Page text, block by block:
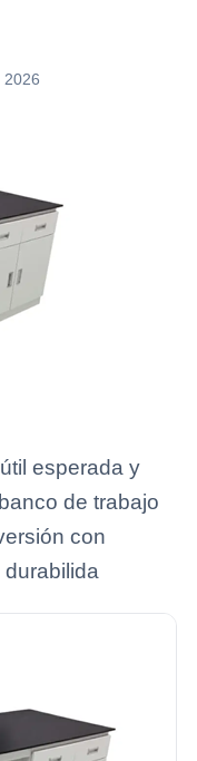
2026
esperada y
de trabajo
con